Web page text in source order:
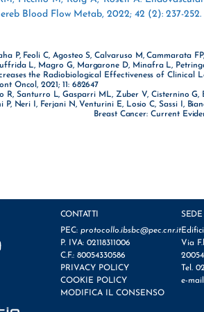
Blood Flow Metab, 2022; 42 (2): 237-252.
P, Feoli C, Agosteo S, Calvaruso M, Cammarata
L, Magro G, Margarone D, Minafra L,
the Radiobiological Effectiveness of Clinical
Oncol, 2021; 11: 682647
R, Santurro L, Gasparri ML, Zuber V, Cisternino G,
P, Neri I, Ferjani N, Venturini E, Losio C, Sassi I,
Breast Cancer: Current
CONTATTI
PEC: protocollo.ibsbc@pec.cnr.it
P. IVA: 02118311006
C.F.: 80054330586
PRIVACY POLICY
COOKIE POLICY
MODIFICA IL CONSENSO
SEDE
Via
Tel.
e-